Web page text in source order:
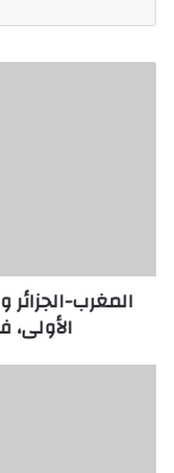
المغرب-
الأولى،